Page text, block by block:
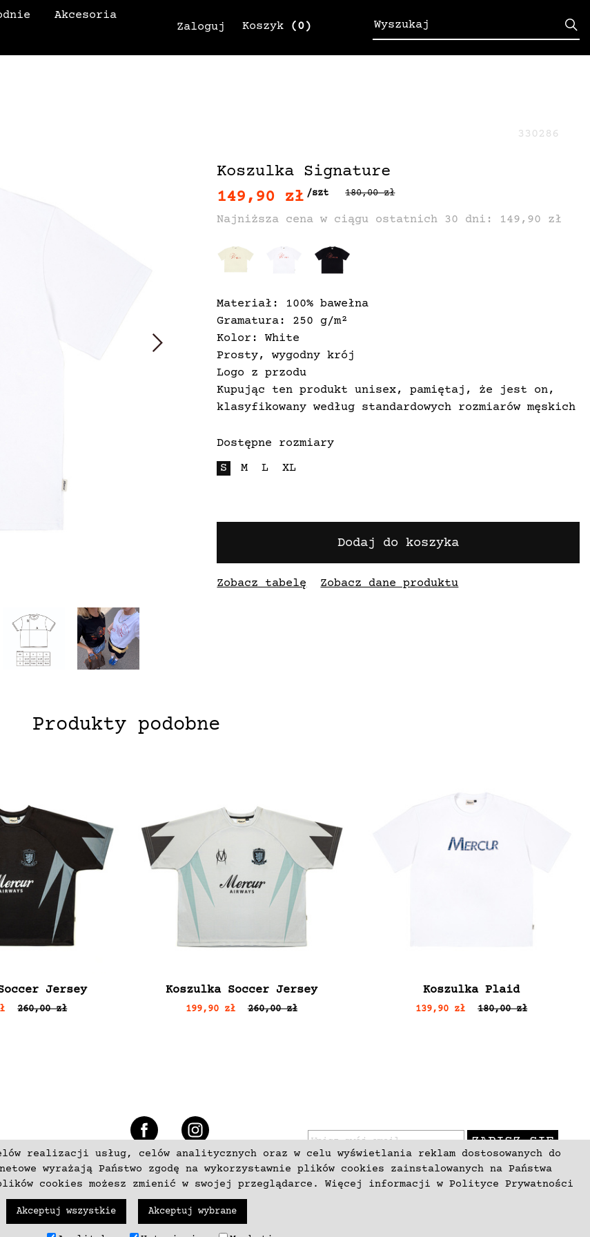
realizacji usług, celów analitycznych oraz w celu wyświetlania reklam dostosowanych do
wyrażają Państwo zgodę na wykorzystawnie plików cookies zainstalowanych na Państwa
cookies możesz zmienić w swojej przeglądarce. Więcej informacji w Polityce Prywatności
Akceptuj wszystkie Akceptuj wybrane
Koszyk (0)
Zaloguj
Akcesoria
Koszulka Signature
330286
149,90 zł /szt 180,00 zł
Najniższa cena w ciągu ostatnich 30 dni: 149,90 zł
Materiał: 100% bawełna
Gramatura: 250 g/m²
Kolor: White
Prosty, wygodny krój
Logo z przodu
Kupując ten produkt unisex, pamiętaj, że jest on,
klasyfikowany według standardowych rozmiarów męskich
Dostępne rozmiary
S
M L XL
Dodaj do koszyka
Zobacz tabelę Zobacz dane produktu
Produkty podobne
Jersey
260,00 zł
Koszulka Soccer Jersey
199,90 zł 260,00 zł
Koszulka Plaid
139,90 zł 180,00 zł
ZAPISZ SIĘ
+48 537797700
Wykonanieneki.pl